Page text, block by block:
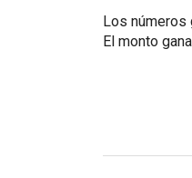
Los
El monto